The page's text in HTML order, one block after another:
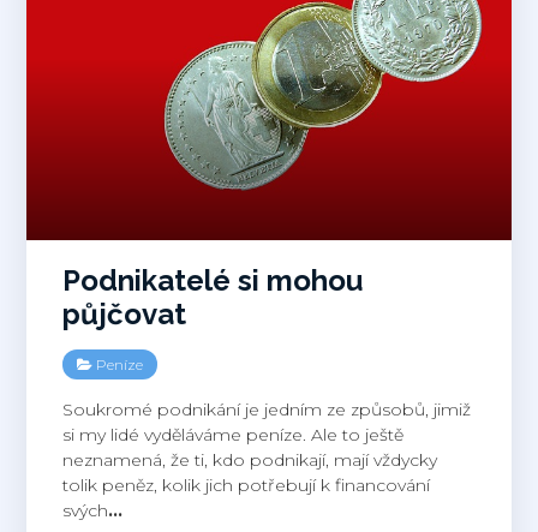
Podnikatelé si mohou
půjčovat
Peníze
Soukromé podnikání je jedním ze způsobů, jimiž
si my lidé vyděláváme peníze. Ale to ještě
neznamená, že ti, kdo podnikají, mají vždycky
tolik peněz, kolik jich potřebují k financování
svých…